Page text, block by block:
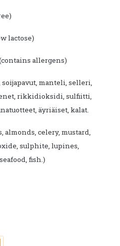
lactose)
allergens)
manteli, selleri,
rikkidioksidi, sulfiitti,
äyriäiset, kalat.
almonds, celery, mustard,
sulphite, lupines,
fish.)